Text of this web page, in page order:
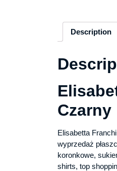
Description
Czarny
Elisabetta
wyprzedaż
koronkowe,
shirts, top